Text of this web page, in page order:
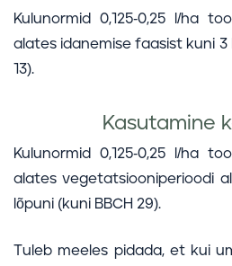
Kulunormid 0,125-0,25 l/ha
alates idanemise faasist kuni 3
13).
Kasutamine
Kulunormid 0,125-0,25 l/ha
alates vegetatsiooniperioodi
lõpuni (kuni BBCH 29).
Tuleb meeles pidada, et kui